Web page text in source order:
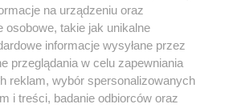
Pogoń. „3
– wizualizacja
na urządzeniu oraz
osobowe, takie jak unikalne
informacje wysyłane przez
przeglądania w celu zapewniania
reklam, wybór spersonalizowanych
i treści, badanie odbiorców oraz